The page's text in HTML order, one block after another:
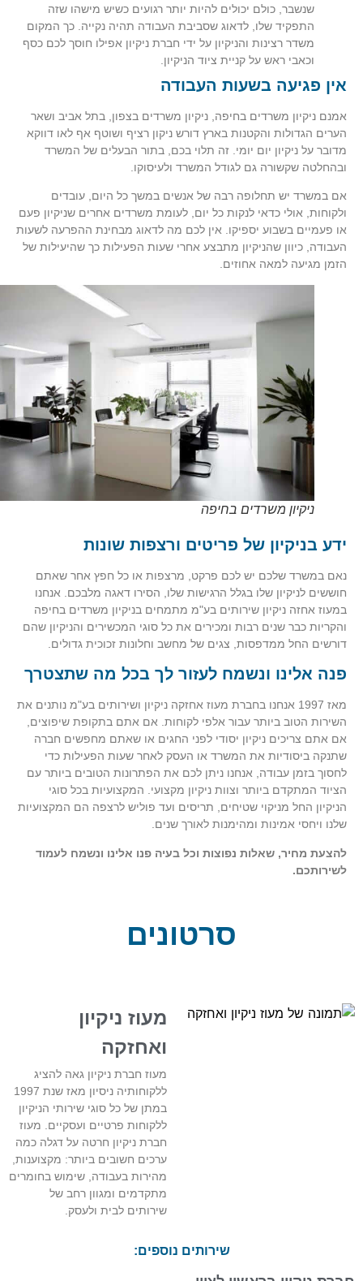
שנשבר, כולם יכולים להיות יותר רגועים כשיש מישהו שזה
התפקיד שלו, לדאוג שסביבת העבודה תהיה נקייה. כך המקום
משדר רצינות והניקיון על ידי חברת ניקיון אפילו חוסך לכם כסף
וכאבי ראש על קניית ציוד הניקיון.
אין פגיעה בשעות העבודה
אמנם ניקיון משרדים בחיפה, ניקיון משרדים בצפון, בתל אביב ושאר
הערים הגדולות והקטנות בארץ דורש ניקון רציף ושוטף אף לאו דווקא
מדובר על ניקיון יום יומי. זה תלוי בכם, בתור הבעלים של המשרד
ובהחלטה שקשורה גם לגודל המשרד ולעיסוקו.
אם במשרד יש תחלופה רבה של אנשים במשך כל היום, עובדים
ולקוחות, אולי כדאי לנקות כל יום, לעומת משרדים אחרים שניקיון פעם
או פעמיים בשבוע יספיקו. אין לכם מה לדאוג מבחינת ההפרעה לשעות
העבודה, כיוון שהניקיון מתבצע אחרי שעות הפעילות כך שהיעילות של
הזמן מגיעה למאה אחוזים.
ניקיון משרדים בחיפה
ידע בניקיון של פריטים ורצפות שונות
נאם במשרד שלכם יש לכם פרקט, מרצפות או כל חפץ אחר שאתם
חוששים לניקיון שלו בגלל הרגישות שלו, הסירו דאגה מלבכם. אנחנו
במעוז אחזה ניקיון שירותים בע"מ מתמחים בניקיון משרדים בחיפה
והקריות כבר שנים רבות ומכירים את כל סוגי המכשירים והניקיון שהם
דורשים החל ממדפסות, צגים של מחשב וחלונות זכוכית גדולים.
פנה אלינו ונשמח לעזור לך בכל מה שתצטרך
מאז 1997 אנחנו בחברת מעוז אחזקה ניקיון ושירותים בע"מ נותנים את
השירות הטוב ביותר עבור אלפי לקוחות. אם אתם בתקופת שיפוצים,
אם אתם צריכים ניקיון יסודי לפני החגים או שאתם מחפשים חברה
שתנקה ביסודיות את המשרד או העסק לאחר שעות הפעילות כדי
לחסוך בזמן עבודה, אנחנו ניתן לכם את הפתרונות הטובים ביותר עם
הציוד המתקדם ביותר וצוות ניקיון מקצועי. המקצועיות בכל סוגי
הניקיון החל מניקוי שטיחים, תריסים ועד פוליש לרצפה הם המקצועיות
שלנו ויחסי אמינות ומהימנות לאורך שנים.
להצעת מחיר, שאלות נפוצות וכל בעיה פנו אלינו ונשמח לעמוד
לשירותכם.
סרטונים
מעוז ניקיון
ואחזקה
מעוז חברת ניקיון גאה להציג
ללקוחותיה ניסיון מאז שנת 1997
במתן של כל סוגי שירותי הניקיון
ללקוחות פרטיים ועסקיים. מעוז
חברת ניקיון חרטה על דגלה כמה
ערכים חשובים ביותר: מקצוענות,
מהירות בעבודה, שימוש בחומרים
מתקדמים ומגוון רחב של
שירותים לבית ולעסק.
שירותים נוספים: